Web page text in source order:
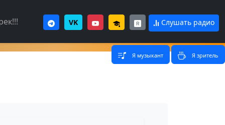
VK Слушать радио
Я музыкант Я зритель